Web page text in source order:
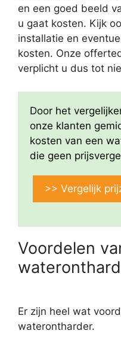
en een goed beeld
u gaat kosten. Kijk
installatie en
kosten. Onze
verplicht u dus tot
Door het
onze klanten
kosten van een
die geen
>> Vergelijk
Voordelen
Er zijn heel wat
waterontharder.